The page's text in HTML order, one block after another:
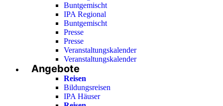
Buntgemischt
IPA Regional
Buntgemischt
Presse
Presse
Veranstaltungskalender
Veranstaltungskalender
Angebote
Reisen
Bildungsreisen
IPA Häuser